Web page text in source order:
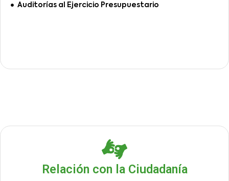
Auditorías al Ejercicio Presupuestario
Relación con la Ciudadanía